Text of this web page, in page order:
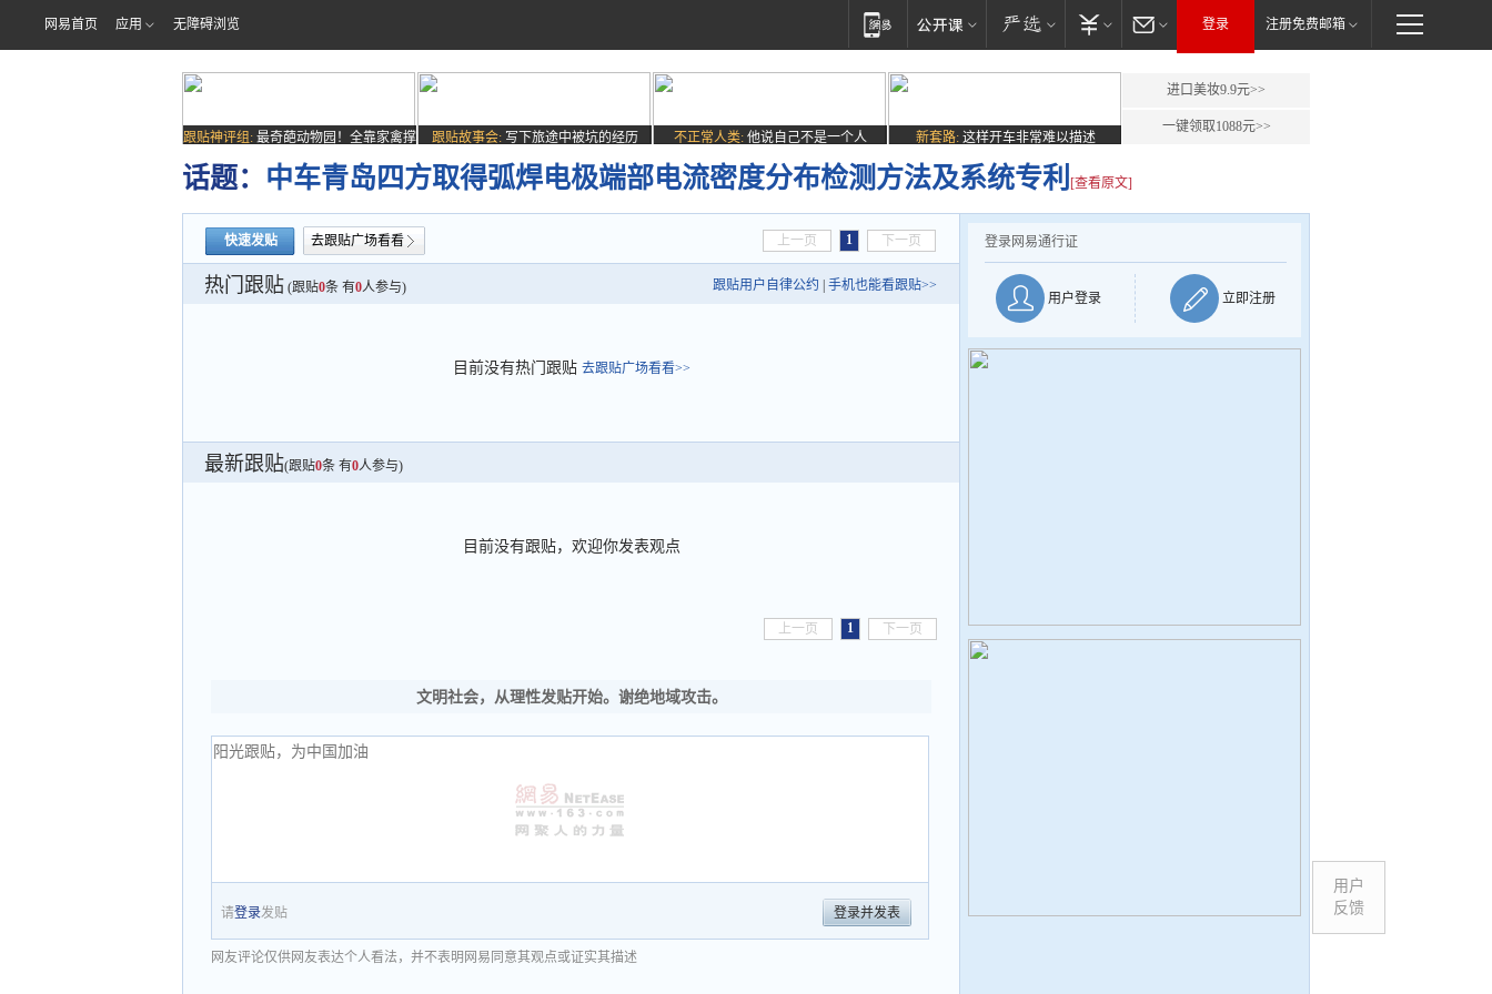
网易首页 应用 无障碍浏览 登录 注册免费邮箱
跟贴神评组: 最奇葩动物园！全靠家禽撑
场子
跟贴故事会: 写下旅途中被坑的经历 不正常人类: 他说自己不是一个人 新套路: 这样开车非常难以描述
进口美妆9.9元>>
一键领取1088元>>
话题： 中车青岛四方取得弧焊电极端部电流密度分布检测方法及系统专利 [查看原文]
快速发贴 去跟贴广场看看 上一页 1 下一页
热门跟贴 (跟贴0条 有0人参与) 跟贴用户自律公约 手机也能看跟贴>>
目前没有热门跟贴 去跟贴广场看看>>
最新跟贴(跟贴0条 有0人参与)
目前没有跟贴，欢迎你发表观点
上一页 1 下一页
文明社会，从理性发贴开始。谢绝地域攻击。
请登录发贴 登录并发表
网友评论仅供网友表达个人看法，并不表明网易同意其观点或证实其描述
登录网易通行证
用户登录 立即注册
用户
反馈